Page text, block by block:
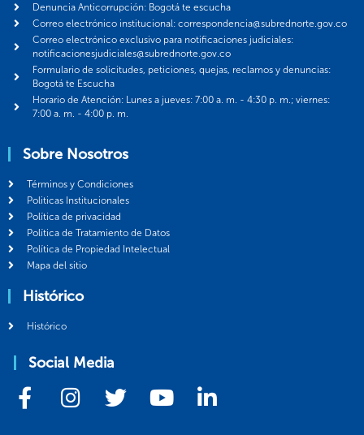
Denuncia Anticorrupción: Bogotá te escucha
Correo electrónico institucional: correspondencia@subrednorte.gov.co
Correo electrónico exclusivo para notificaciones judiciales:
notificacionesjudiciales@subrednorte.gov.co
Formulario de solicitudes, peticiones, quejas, reclamos y denuncias:
Bogotá te Escucha
Horario de Atención: Lunes a jueves: 7:00 a. m. - 4:30 p. m.; viernes:
7:00 a. m. - 4:00 p. m.
Sobre Nosotros
Términos y Condiciones
Politicas Institucionales
Política de privacidad
Política de Tratamiento de Datos
Política de Propiedad Intelectual
Mapa del sitio
Histórico
Histórico
Social Media